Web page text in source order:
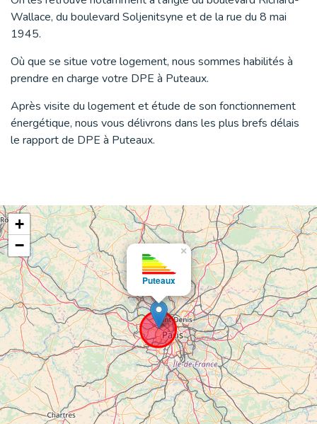
Wallace, du boulevard Soljenitsyne et de la rue du 8 mai
1945.
Où que se situe votre logement, nous sommes habilités à
prendre en charge votre DPE à Puteaux.
Après visite du logement et étude de son fonctionnement
énergétique, nous vous délivrons dans les plus brefs délais
le rapport de DPE à Puteaux.
Puteaux
×
+
−